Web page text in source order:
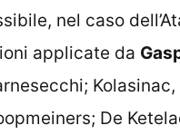
nel caso
applicate da
De